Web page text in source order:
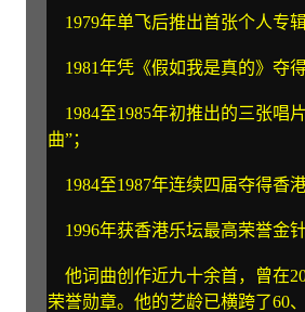
1979年单飞后推出首张个人专辑
1981年凭《假如我是真的》夺
1984至1985年初推出的三张唱
曲”；
1984至1987年连续四届夺得香
1996年获香港乐坛最高荣誉金针
他词曲创作近九十余首，曾在
荣誉勋章。他的艺龄已横跨了60